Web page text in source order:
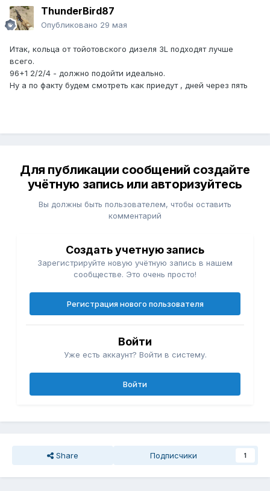
ThunderBird87
Опубликовано 29 мая
Итак, кольца от тойотовского дизеля 3L подходят лучше
всего.
96+1 2/2/4 - должно подойти идеально.
Ну а по факту будем смотреть как приедут , дней через пять
Для публикации сообщений создайте
учётную запись или авторизуйтесь
Вы должны быть пользователем, чтобы оставить
комментарий
Создать учетную запись
Зарегистрируйте новую учётную запись в нашем
сообществе. Это очень просто!
Регистрация нового пользователя
Войти
Уже есть аккаунт? Войти в систему.
Войти
Share Подписчики 1